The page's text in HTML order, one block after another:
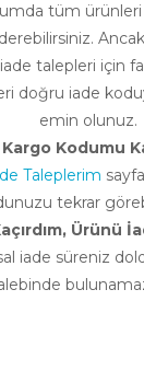
tüm ürünleri
talepleri için
doğru iade
emin olunuz.
Kodumu
Taleplerim
tekrar
Ürünü
iade süreniz